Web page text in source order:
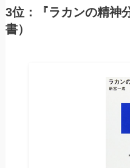
3位：『ラカンの精神
書）